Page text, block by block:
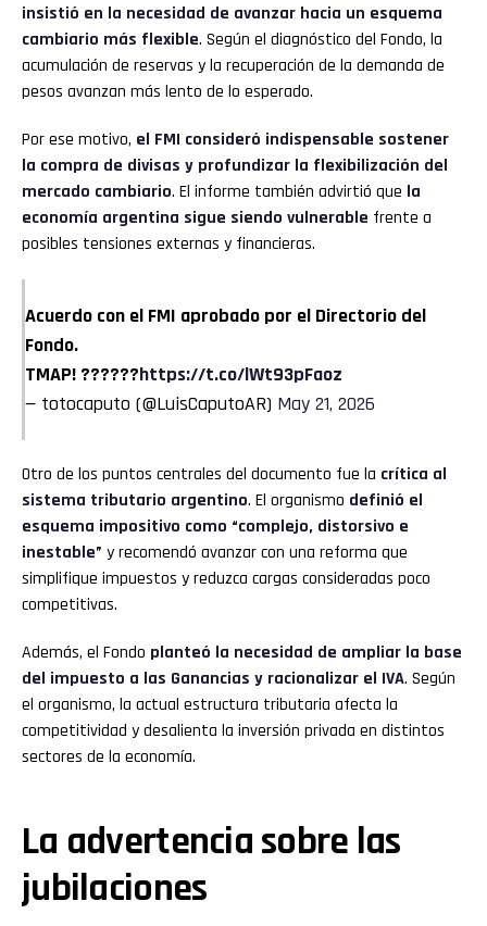
insistió en la necesidad de avanzar hacia un esquema
cambiario más flexible. Según el diagnóstico del Fondo, la
acumulación de reservas y la recuperación de la demanda de
pesos avanzan más lento de lo esperado.
Por ese motivo, el FMI consideró indispensable sostener
la compra de divisas y profundizar la flexibilización del
mercado cambiario. El informe también advirtió que la
economía argentina sigue siendo vulnerable frente a
posibles tensiones externas y financieras.
Acuerdo con el FMI aprobado por el Directorio del
Fondo.
TMAP! ??????https://t.co/lWt93pFaoz
— totocaputo (@LuisCaputoAR) May 21, 2026
Otro de los puntos centrales del documento fue la crítica al
sistema tributario argentino. El organismo definió el
esquema impositivo como “complejo, distorsivo e
inestable” y recomendó avanzar con una reforma que
simplifique impuestos y reduzca cargas consideradas poco
competitivas.
Además, el Fondo planteó la necesidad de ampliar la base
del impuesto a las Ganancias y racionalizar el IVA. Según
el organismo, la actual estructura tributaria afecta la
competitividad y desalienta la inversión privada en distintos
sectores de la economía.
La advertencia sobre las
jubilaciones
Reddit
Email